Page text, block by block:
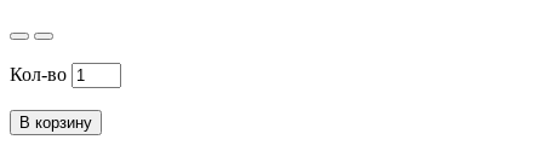
Кол-во
В корзину